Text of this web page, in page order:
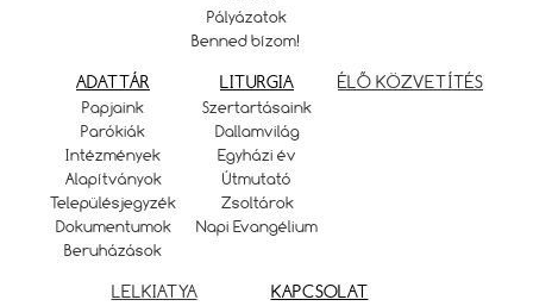
Pályázatok
Benned bízom!
ADATTÁR
Papjaink
Parókiák
Intézmények
Alapítványok
Településjegyzék
Dokumentumok
Beruházások
LITURGIA
Szertartásaink
Dallamvilág
Egyházi év
Útmutató
Zsoltárok
Napi Evangélium
ÉLŐ KÖZVETÍTÉS
LELKIATYA KAPCSOLAT